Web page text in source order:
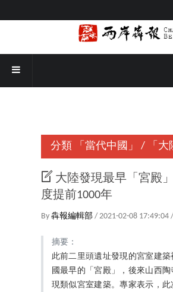
分類 「當代中國」 / 「大
大陸發現最早「宮殿
度提前1000年
By 犇報編輯部 / 2021-02-08 17:49:04 /
摘要：
此前二里頭遺址發現的宮室建築
國最早的「宮殿」，後來山西陶
現類似宮室建築。專家表示，此